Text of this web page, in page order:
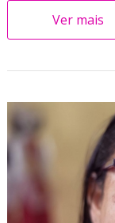
Ver mais